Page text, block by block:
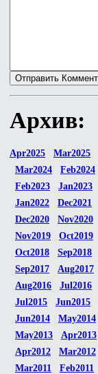
Архив:
Apr2025 Mar2025
Mar2024
Feb2024
Feb2023
Jan2023
Jan2022
Dec2021
Dec2020
Nov2020
Nov2019
Oct2019
Oct2018
Sep2018
Sep2017
Aug2017
Aug2016
Jul2016
Jul2015
Jun2015
Jun2014
May2014
May2013
Apr2013
Apr2012
Mar2012
Mar2011
Feb2011